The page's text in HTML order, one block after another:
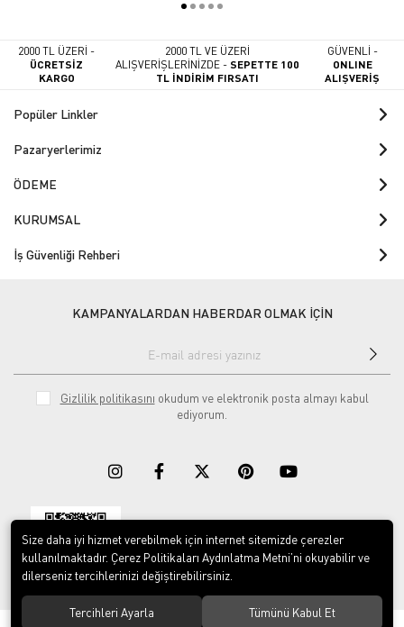
2000 TL ÜZERİ -
ÜCRETSİZ
KARGO
2000 TL VE ÜZERİ
ALIŞVERİŞLERİNİZDE -SEPETTE 100
TL İNDİRİM FIRSATI
GÜVENLİ -
ONLINE
ALIŞVERİŞ
Popüler Linkler
Pazaryerlerimiz
ÖDEME
KURUMSAL
İş Güvenliği Rehberi
KAMPANYALARDAN HABERDAR OLMAK İÇİN
Gizlilik politikasını okudum ve elektronik posta almayı kabul
ediyorum.
Download on the
App Store
Download on
Google play
Size daha iyi hizmet verebilmek için internet sitemizde çerezler
kullanılmaktadır. Çerez Politikaları Aydınlatma Metni’ni okuyabilir ve
dilerseniz tercihlerinizi değiştirebilirsiniz.
Tercihleri Ayarla Tümünü Kabul Et